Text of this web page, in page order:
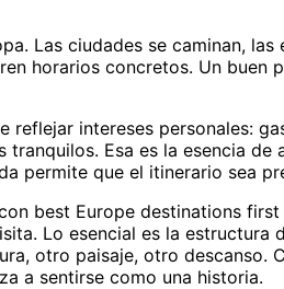
Las ciudades se caminan,
horarios concretos. Un buen
reflejar intereses personales:
Esa es la esencia
permite que el itinerario sea
best Europe destinations
Lo esencial es la estructura
otro paisaje, otro descanso.
a sentirse como una historia.